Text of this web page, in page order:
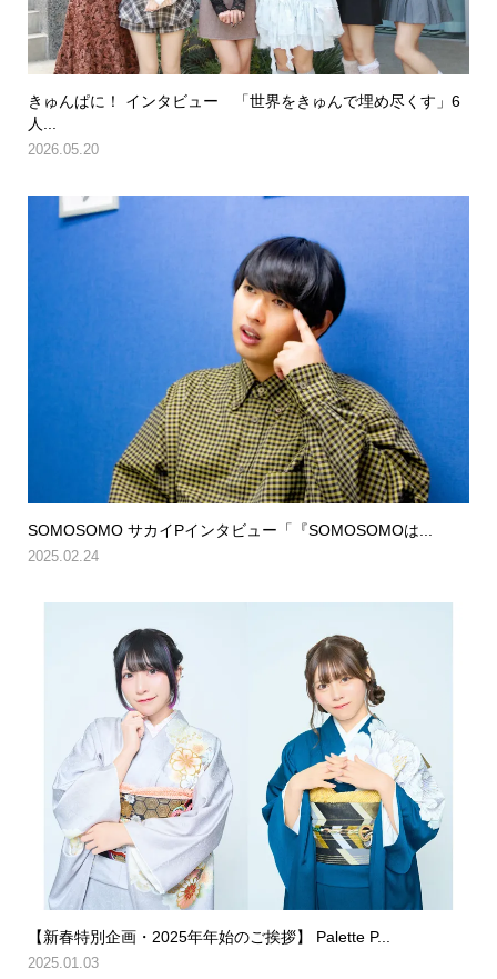
きゅんぱに！ インタビュー 「世界をきゅんで埋め尽くす」6
人...
2026.05.20
SOMOSOMO サカイPインタビュー「『SOMOSOMOは...
2025.02.24
【新春特別企画・2025年年始のご挨拶】 Palette P...
2025.01.03